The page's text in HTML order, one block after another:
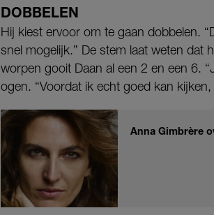
DOBBELEN
Hij kiest ervoor om te gaan dobbelen.
snel mogelijk.” De stem laat weten dat
worpen gooit Daan al een 2 en een 6.
ogen. “Voordat ik echt goed kan
Anna Gimbrère